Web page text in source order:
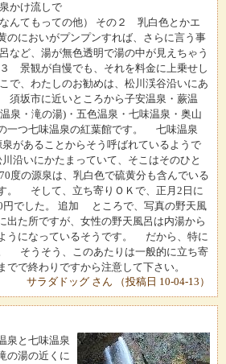
かけ流しで
もっての他） その２ 乳白色とかエ
のにおいがプンプンすれば、さらに言う事
湯が無色透明で湯の中が見えちゃう
景観が自慢でも、それを料金に上乗せし
たしのお勧めは、松川渓谷沿いにあ
坂市に近いところから子安温泉・蕨温
泉・滝の湯)・五色温泉・七味温泉・奥山
一つ七味温泉の紅葉館です。 七味温泉
があることからそう呼ばれているようで
沿いにかたまっていて、そこはそのひと
の源泉は、乳白色で硫黄分も含んでいる
。 そして、立ち寄りＯＫで、正月2日に
円でした。 追加 ところで、写真の野天風
出た所ですが、女性の野天風呂は内湯から
うになっているそうです。 だから、特に
そうそう、このあたりは一般的に立ち寄
でで終わりですから注意して下さい。
サラダドッグ さん （投稿日 10-04-13）
泉と七味温泉
の湯の近くに